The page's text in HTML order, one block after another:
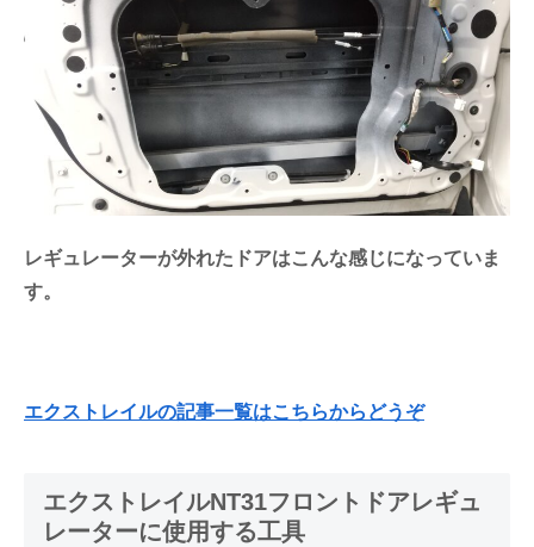
レギュレーターが外れたドアはこんな感じになっていま
す。
エクストレイルの記事一覧はこちらからどうぞ
エクストレイルNT31フロントドアレギュ
レーターに使用する工具